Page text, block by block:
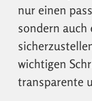
nur einen
sondern
wichtigen
transparente